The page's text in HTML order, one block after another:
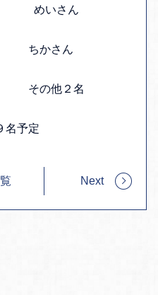
めいさん
かさん
の他２名
名予定
Next